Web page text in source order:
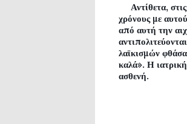
Αντίθετα, στις
χρόνους με
από αυτή την
λαϊκισμών
καλά». Η
ασθενή.